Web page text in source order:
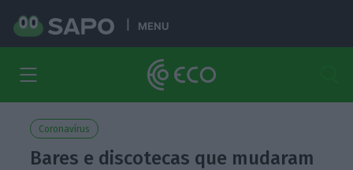
MENU
Coronavírus
Bares e discotecas que mudaram